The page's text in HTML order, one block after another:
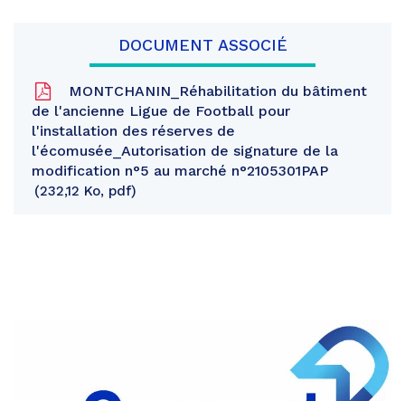
DOCUMENT ASSOCIÉ
MONTCHANIN_Réhabilitation du bâtiment
de l'ancienne Ligue de Football pour
l'installation des réserves de
l'écomusée_Autorisation de signature de la
modification n°5 au marché n°2105301PAP
232,12 Ko, pdf
Facebook
Partager